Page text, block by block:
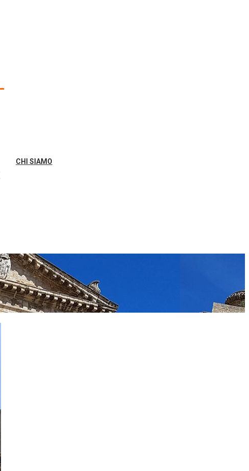
CHI SIAMO